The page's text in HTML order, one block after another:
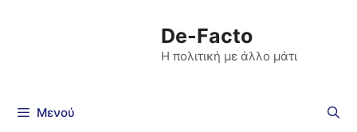
De-Facto
Η πολιτική με άλλο μάτι
Μενού